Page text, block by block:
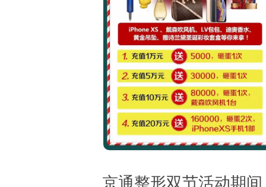
京通整形双节活动期间